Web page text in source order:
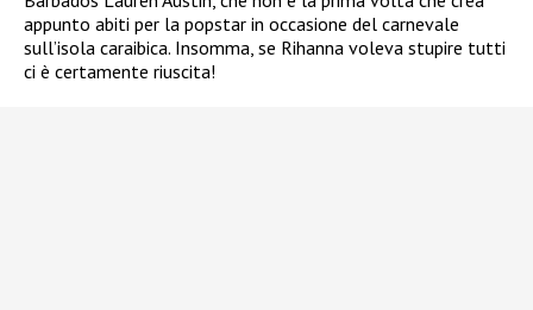
appunto abiti per la popstar in occasione del carnevale
sull’isola caraibica. Insomma, se Rihanna voleva stupire tutti
ci è certamente riuscita!